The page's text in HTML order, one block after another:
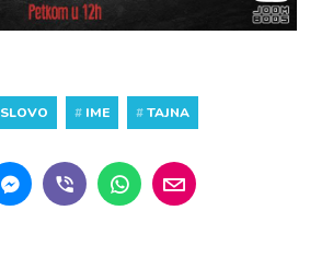
SLOVO # IME #TAJNA